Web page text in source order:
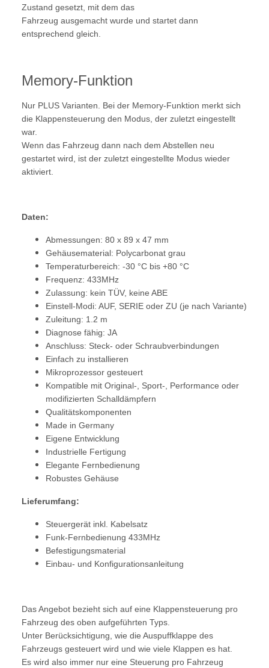
Zustand gesetzt, mit dem das
Fahrzeug ausgemacht wurde und startet dann
entsprechend gleich.
Memory-Funktion
Nur PLUS Varianten. Bei der Memory-Funktion merkt sich
die Klappensteuerung den Modus, der zuletzt eingestellt
war.
Wenn das Fahrzeug dann nach dem Abstellen neu
gestartet wird, ist der zuletzt eingestellte Modus wieder
aktiviert.
Daten:
Abmessungen: 80 x 89 x 47 mm
Gehäusematerial: Polycarbonat grau
Temperaturbereich: -30 °C bis +80 °C
Frequenz: 433MHz
Zulassung: kein TÜV, keine ABE
Einstell-Modi: AUF, SERIE oder ZU (je nach Variante)
Zuleitung: 1.2 m
Diagnose fähig: JA
Anschluss: Steck- oder Schraubverbindungen
Einfach zu installieren
Mikroprozessor gesteuert
Kompatible mit Original-, Sport-, Performance oder
modifizierten Schalldämpfern
Qualitätskomponenten
Made in Germany
Eigene Entwicklung
Industrielle Fertigung
Elegante Fernbedienung
Robustes Gehäuse
Lieferumfang:
Steuergerät inkl. Kabelsatz
Funk-Fernbedienung 433MHz
Befestigungsmaterial
Einbau- und Konfigurationsanleitung
Das Angebot bezieht sich auf eine Klappensteuerung pro
Fahrzeug des oben aufgeführten Typs.
Unter Berücksichtigung, wie die Auspuffklappe des
Fahrzeugs gesteuert wird und wie viele Klappen es hat.
Es wird also immer nur eine Steuerung pro Fahrzeug